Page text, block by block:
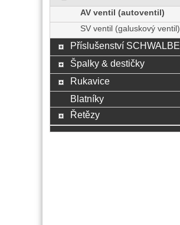
AV ventil (autoventil)
SV ventil (galuskový ventil)
Příslušenství SCHWALBE
Špalky & destičky
Rukavice
Blatníky
Řetězy